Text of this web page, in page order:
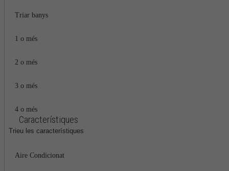
Triar banys
1 o més
2 o més
3 o més
4 o més
Característiques
Trieu les característiques
Aire Condicionat